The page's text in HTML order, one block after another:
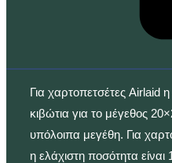
Για χαρτοπετσέτες Airlaid
κιβώτια για το μέγεθος
υπόλοιπα μεγέθη. Για
η ελάχιστη ποσότητα είναι